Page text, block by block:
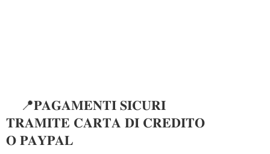
📍𝐏𝐀𝐆𝐀𝐌𝐄𝐍𝐓𝐈 𝐒𝐈𝐂𝐔𝐑𝐈
𝐓𝐑𝐀𝐌𝐈𝐓𝐄 𝐂𝐀𝐑𝐓𝐀 𝐃𝐈 𝐂𝐑𝐄𝐃𝐈𝐓𝐎
𝐎 𝐏𝐀𝐘𝐏𝐀𝐋